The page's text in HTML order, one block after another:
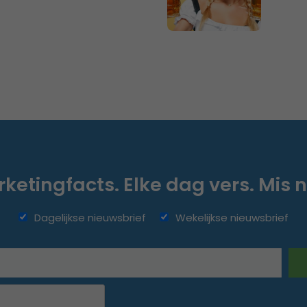
Elke dag vers. Mis
Dagelijkse nieuwsbrief Wekelijkse nieuwsbrief